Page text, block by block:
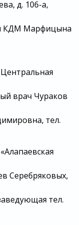
д. 106-а,
КДМ Марфицына
врач Чураков
тел.
Серебряковых,
тел.